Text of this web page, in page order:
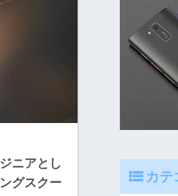
ニアとし
グスクー
カテ